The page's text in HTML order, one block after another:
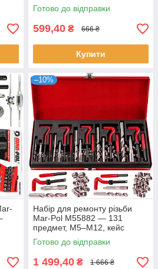
Готово до відправки
599,40 ₴ 666 ₴
Купити
–10%
Набір для ремонту різьби
Mar-Pol M55882 — 131
предмет, M5–M12, кейс
Готово до відправки
1 499,40 ₴ 1 666 ₴